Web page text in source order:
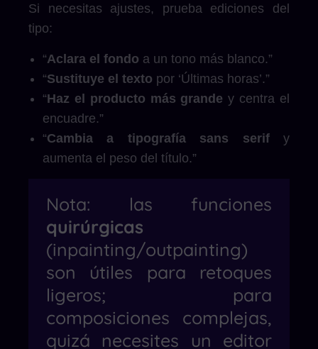
Si necesitas ajustes, prueba ediciones del
tipo:
“Aclara el fondo a un tono más blanco.”
“Sustituye el texto por ‘Últimas horas’.”
“Haz el producto más grande y centra el
encuadre.”
“Cambia a tipografía sans serify
aumenta el peso del título.”
Nota: las funciones
quirúrgicas
(inpainting/outpainting)
son útiles para retoques
ligeros; para
composiciones complejas,
quizá necesites un editor